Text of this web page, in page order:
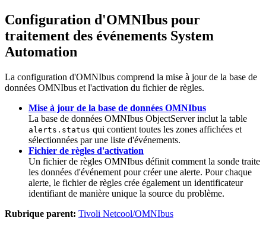
Configuration d'OMNIbus pour
traitement des événements System
Automation
La configuration d'OMNIbus comprend la mise à jour de la base de
données OMNIbus et l'activation du fichier de règles.
Mise à jour de la base de données OMNIbus
La base de données OMNIbus ObjectServer inclut la table
alerts.status qui contient toutes les zones affichées et
sélectionnées par une liste d'événements.
Fichier de règles d'activation
Un fichier de règles OMNIbus définit comment la sonde traite
les données d'événement pour créer une alerte. Pour chaque
alerte, le fichier de règles crée également un identificateur
identifiant de manière unique la source du problème.
Rubrique parent: Tivoli Netcool/OMNIbus